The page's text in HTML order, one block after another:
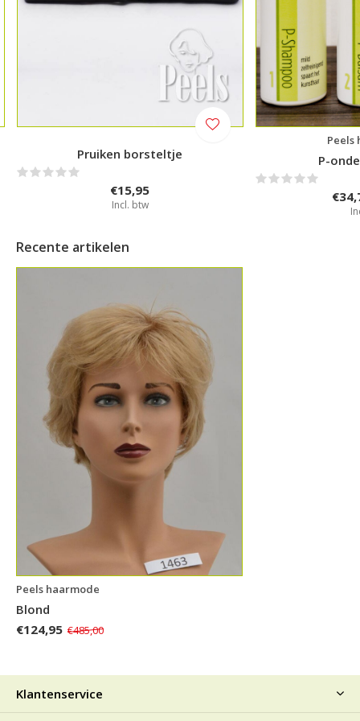
Pruiken borsteltje
€15,95
Incl. btw
Peels
P-
Recente artikelen
Peels haarmode
Blond
€124,95 €485,00
Klantenservice